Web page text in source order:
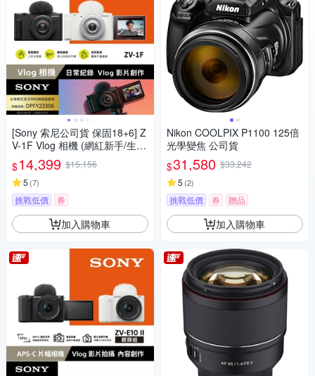
[Sony 索尼公司貨 保固18+6] Z
V-1F Vlog 相機 (網紅新手/生活
隨拍)
$14,399 $15,156
5 (7)
挑戰低價 券
加入購物車
Nikon COOLPIX P1100 125倍
光學變焦 公司貨
$31,580 $33,242
5 (2)
挑戰低價 券 贈品
加入購物車